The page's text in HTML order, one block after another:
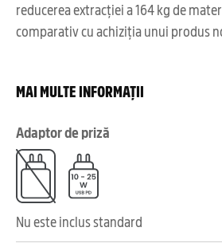
reducerea extracției a 164 kg de
comparativ cu achiziția unui produs
MAI MULTE INFORMAȚII
Adaptor de priză
Nu este inclus standard